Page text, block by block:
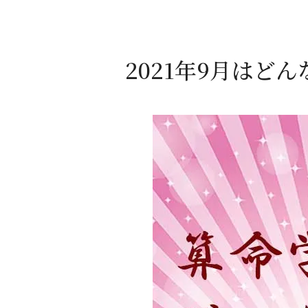
2021年9月はどん